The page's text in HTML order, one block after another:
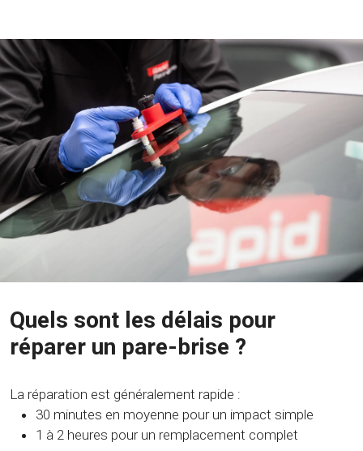
Quels sont les délais pour
réparer un pare-brise ?
La réparation est généralement rapide :
30 minutes en moyenne pour un impact simple
1 à 2 heures pour un remplacement complet